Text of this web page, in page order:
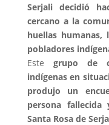
Serjali decidió
cercano a la
huellas humanas,
pobladores
Estegrupo de
indígenas en
produjo un
persona
Santa Rosa de